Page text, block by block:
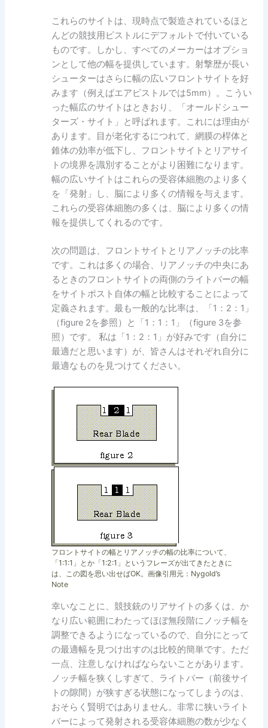
これらのサイトは、現時点で製造されているほと
んどの競技用ピストルにデフォルトで付いている
ものです。しかし、すべてのメーカーはオプショ
ンとして他の幅を提供しています。射撃歴が長い
シューターはさらに幅の広いフロントサイトを好
みます（例えばエアピストルでは5mm）。こうい
った幅広のサイトはときおり、「オールドシュー
ターズ・サイト」と呼ばれます。これには理由が
あります。目が老化するにつれて、網膜の桿体と
錐体の効率が低下し、フロントサイトとリアサイ
トの境界を識別することがより困難になります。
幅の広いサイトはこれらの受容体細胞のより多く
を「発射」し、脳により多くの情報を与えます。
これらの受容体細胞の多くは、脳により多くの情
報を提供してくれるのです。
次の問題は、フロントサイトとリアノッチの比率
です。これは多くの場合、リアノッチの中央にあ
るときのフロントサイトの両側のライトバーの幅
をサイトポスト自体の幅と比較することによって
定義されます。最も一般的な比率は、「1：2：1」
（figure 2を参照）と「1：1：1」（figure 3を参
照）です。 私は「1：2：1」が好みです（自分に
最適だと思います）が、皆さんはそれぞれ自分に
最適なものを見つけてください。
フロントサイトの幅とリアノッチの幅の比率について、
「1:1:1」とか「1:2:1」というフレーズが出てきたときに
は、この図を思い出せばOK。画像引用元：Nygold’s
Note
幸いなことに、競技銃のリアサイトの多くは、か
なり広い範囲にわたってほぼ無段階にノッチ幅を
調整できるようになっているので、自分にとって
の最適幅を見つけ出すのは比較的簡単です。ただ
一点、注意しなければならないことがあります。
ノッチ幅を狭くしすぎて、ライトバー（前後サイ
トの隙間）が狭すぎる状態になってしまうのは、
おそらく賢明ではありません。非常に狭いライト
バーによって発射される受容体細胞の数が少なく